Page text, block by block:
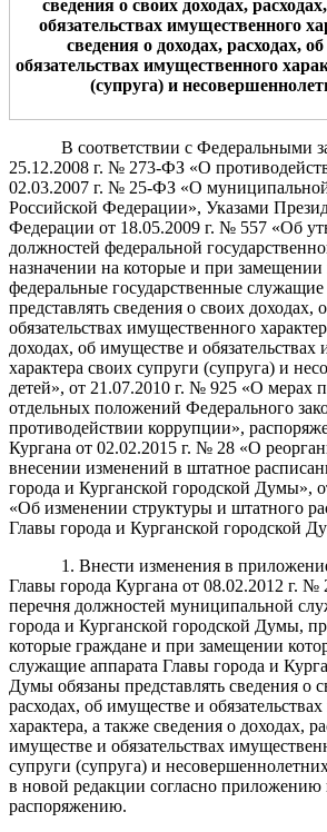
сведения о своих доходах,
обязательствах имущественного
сведения о доходах, расходах,
обязательствах имущественного
(супруга) и
В соответствии с Федеральными
25.12.2008 г. № 273-ФЗ «О
02.03.2007 г. № 25-ФЗ «О
Российской Федерации», Указами
Федерации от 18.05.2009 г. № 557 «Об
должностей федеральной
назначении на которые и при замещении
федеральные государственные
представлять сведения о своих доходах,
обязательствах имущественного
доходах, об имуществе и
характера своих супруги (супруга) и
детей», от 21.07.2010 г. № 925 «О мерах
отдельных положений Федерального
противодействии коррупции»,
Кургана от 02.02.2015 г. № 28 «О
внесении изменений в штатное
города и Курганской городской Думы»,
«Об изменении структуры и штатного
Главы города и Курганской городской
1. Внести изменения в
Главы города Кургана от 08.02.2012 г.
перечня должностей муниципальной
города и Курганской городской Думы,
которые граждане и при замещении
служащие аппарата Главы города и
Думы обязаны представлять сведения о
расходах, об имуществе и
характера, а также сведения о доходах,
имуществе и обязательствах
супруги (супруга) и
в новой редакции согласно приложению
распоряжению.